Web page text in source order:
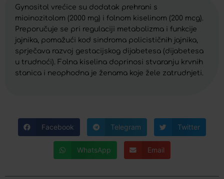
Gynositol vrećice su dodatak prehrani s
mioinozitolom (2000 mg) i folnom kiselinom (200 mcg).
Preporučuje se pri regulaciji metabolizma i funkcije
jajnika, pomažući kod sindroma policističnih jajnika,
sprječava razvoj gestacijskog dijabetesa (dijabetesa
u trudnoći). Folna kiselina doprinosi stvaranju krvnih
stanica i neophodna je ženama koje žele zatrudnjeti.
Facebook Telegram Twitter
WhatsApp Email